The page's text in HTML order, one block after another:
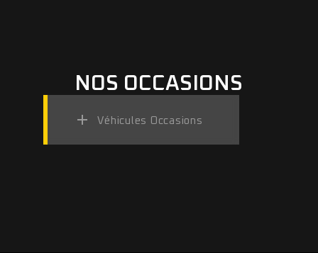
NOS OCCASIONS
Véhicules Occasions